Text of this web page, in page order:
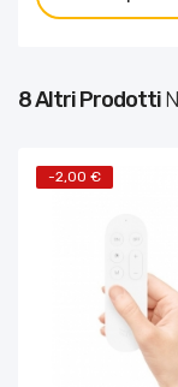
8 Altri Prodotti
-2,00 €